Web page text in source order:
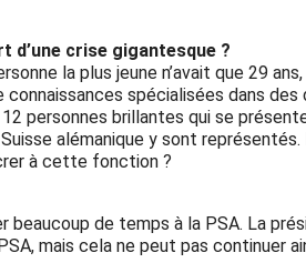
d’une crise gigantesque ?
la plus jeune n’avait que 29
spécialisées dans
personnes brillantes qui se
alémanique y sont
à cette fonction ?
de temps à la PSA. La
mais cela ne peut pas continuer